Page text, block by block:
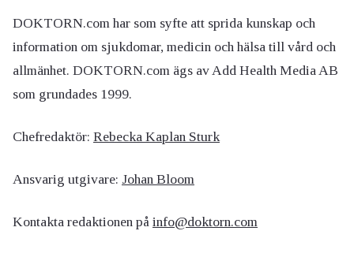
DOKTORN.com har som syfte att sprida kunskap och
information om sjukdomar, medicin och hälsa till vård och
allmänhet. DOKTORN.com ägs av Add Health Media AB
som grundades 1999.
Chefredaktör: Rebecka Kaplan Sturk
Ansvarig utgivare: Johan Bloom
Kontakta redaktionen på info@doktorn.com